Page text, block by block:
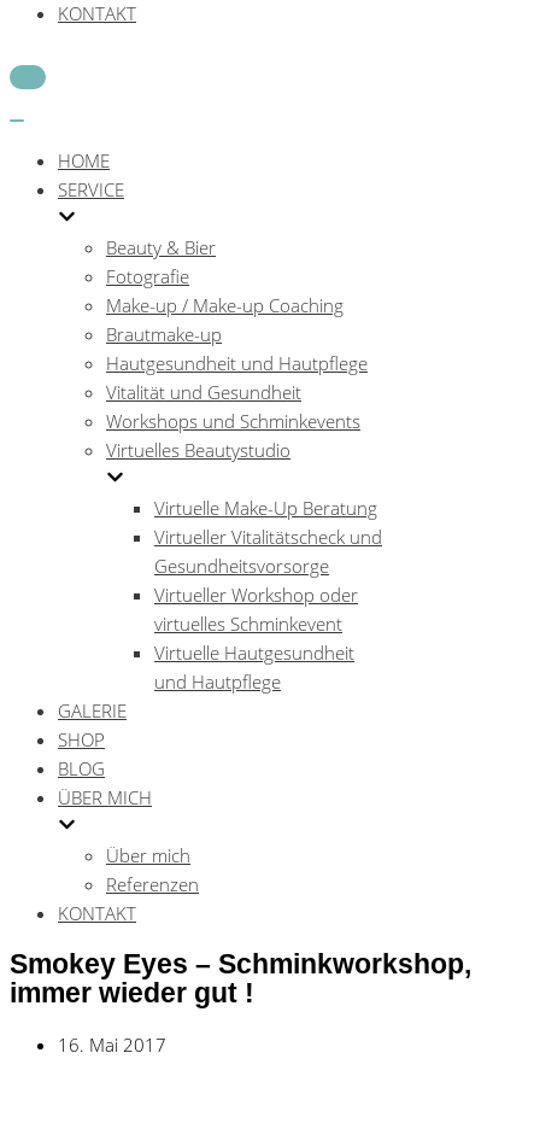
KONTAKT
Navigations-
HOME
SERVICE
Beauty & Bier
Fotografie
Make-up / Make-up Coaching
Brautmake-up
Hautgesundheit und Hautpflege
Vitalität und Gesundheit
Workshops und Schminkevents
Virtuelles Beautystudio
Virtuelle Make-Up Beratung
Virtueller Vitalitätscheck und
Gesundheitsvorsorge
Virtueller Workshop oder
virtuelles Schminkevent
Virtuelle Hautgesundheit
und Hautpflege
GALERIE
SHOP
BLOG
ÜBER MICH
Über mich
Referenzen
KONTAKT
Smokey Eyes – Schminkworkshop,
immer wieder gut !
16. Mai 2017